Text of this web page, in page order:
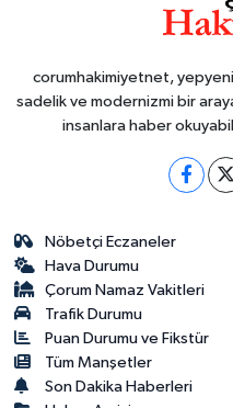
corumhakimiyetnet,
sadelik ve modernizmi bir
insanlara haber
Nöbetçi Eczaneler
Hava Durumu
Çorum Namaz Vakitleri
Trafik Durumu
Puan Durumu ve Fikstür
Tüm Manşetler
Son Dakika Haberleri